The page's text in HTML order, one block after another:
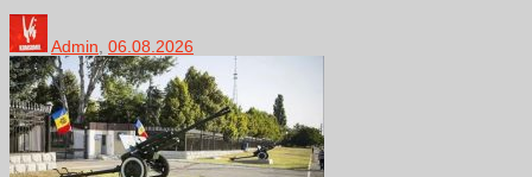
Admin 06.08.2026